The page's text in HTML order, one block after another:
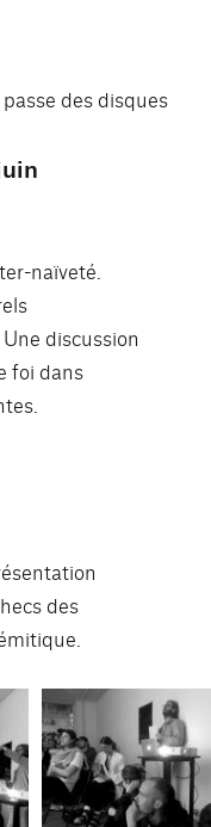
des disques
naïveté.
discussion
foi dans
des